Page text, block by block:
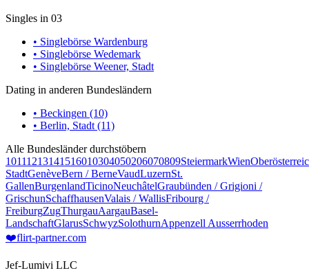
Singles in 03
• Singlebörse Wardenburg
• Singlebörse Wedemark
• Singlebörse Weener, Stadt
Dating in anderen Bundesländern
• Beckingen (10)
• Berlin, Stadt (11)
Alle Bundesländer durchstöbern
10111213141516010304050206070809SteiermarkWien
StadtGenèveBern / BerneVaudLuzernSt.
GallenBurgenlandTicinoNeuchâtelGraubünden / Grigioni /
GrischunSchaffhausenValais / WallisFribourg /
FreiburgZugThurgauAargauBasel-
LandschaftGlarusSchwyzSolothurnAppenzell Ausserrhoden
❤️flirt-partner.com
Jef-Lumivi LLC